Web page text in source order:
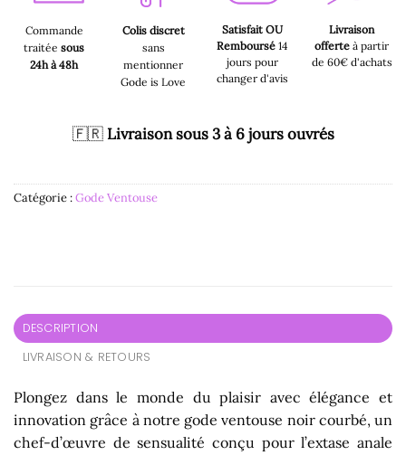
Commande
traitée sous
24h à 48h
Colis discret
sans
mentionner
Gode is Love
Satisfait OU
Remboursé14
jours pour
changer d'avis
Livraison
offerte à partir
de 60€ d'achats
🇫🇷 Livraison sous 3 à 6 jours ouvrés
Catégorie :Gode Ventouse
DESCRIPTION
LIVRAISON & RETOURS
Plongez dans le monde du plaisir avec élégance et
innovation grâce à notre gode ventouse noir courbé, un
chef-d’œuvre de sensualité conçu pour l’extase anale